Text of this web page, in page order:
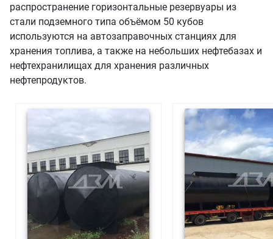
распространение горизонтальные резервуары из
стали подземного типа объёмом 50 кубов
используются на автозаправочных станциях для
хранения топлива, а также на небольших нефтебазах и
нефтехранилищах для хранения различных
нефтепродуктов.